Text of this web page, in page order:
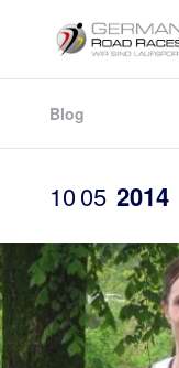
Blog
1005 2014